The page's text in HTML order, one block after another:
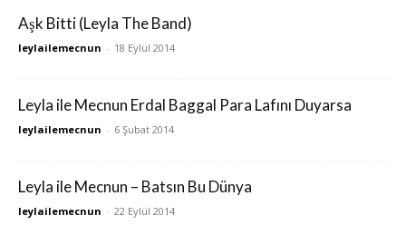
Aşk Bitti (Leyla The Band)
leylailemecnun - 18 Eylül 2014
Leyla ile Mecnun Erdal Baggal Para Lafını Duyarsa
leylailemecnun - 6 Şubat 2014
Leyla ile Mecnun – Batsın Bu Dünya
leylailemecnun - 22 Eylül 2014